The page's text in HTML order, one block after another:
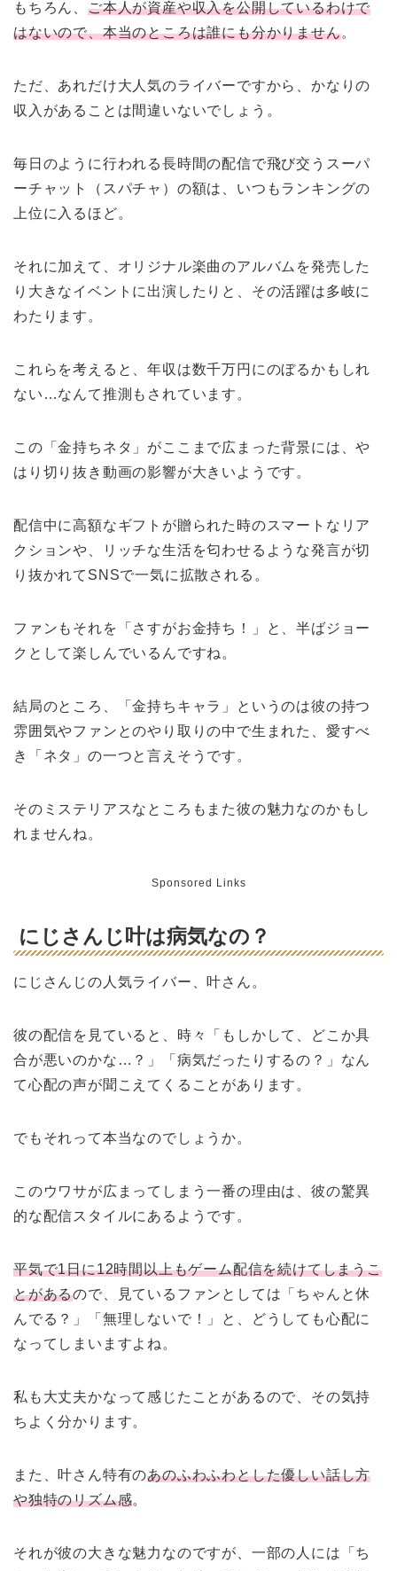
もちろん、 ご本人が資産や収入を公開しているわけで
はないので、本当のところは誰にも分かりません。
ただ、あれだけ大人気のライバーですから、かなりの
収入があることは間違いないでしょう。
毎日のように行われる長時間の配信で飛び交うスーパ
ーチャット（スパチャ）の額は、いつもランキングの
上位に入るほど。
それに加えて、オリジナル楽曲のアルバムを発売した
り大きなイベントに出演したりと、その活躍は多岐に
わたります。
これらを考えると、年収は数千万円にのぼるかもしれ
ない…なんて推測もされています。
この「金持ちネタ」がここまで広まった背景には、や
はり切り抜き動画の影響が大きいようです。
配信中に高額なギフトが贈られた時のスマートなリア
クションや、リッチな生活を匂わせるような発言が切
り抜かれてSNSで一気に拡散される。
ファンもそれを「さすがお金持ち！」と、半ばジョー
クとして楽しんでいるんですね。
結局のところ、「金持ちキャラ」というのは彼の持つ
雰囲気やファンとのやり取りの中で生まれた、愛すべ
き「ネタ」の一つと言えそうです。
そのミステリアスなところもまた彼の魅力なのかもし
れませんね。
Sponsored Links
にじさんじ叶は病気なの？
にじさんじの人気ライバー、叶さん。
彼の配信を見ていると、時々「もしかして、どこか具
合が悪いのかな…？」「病気だったりするの？」なん
て心配の声が聞こえてくることがあります。
でもそれって本当なのでしょうか。
このウワサが広まってしまう一番の理由は、彼の驚異
的な配信スタイルにあるようです。
平気で1日に12時間以上もゲーム配信を続けてしまうこ
とがあるので、見ているファンとしては「ちゃんと休
んでる？」「無理しないで！」と、どうしても心配に
なってしまいますよね。
私も大丈夫かなって感じたことがあるので、その気持
ちよく分かります。
また、叶さん特有のあのふわふわとした優しい話し方
や独特のリズム感。
それが彼の大きな魅力なのですが、一部の人には「ち